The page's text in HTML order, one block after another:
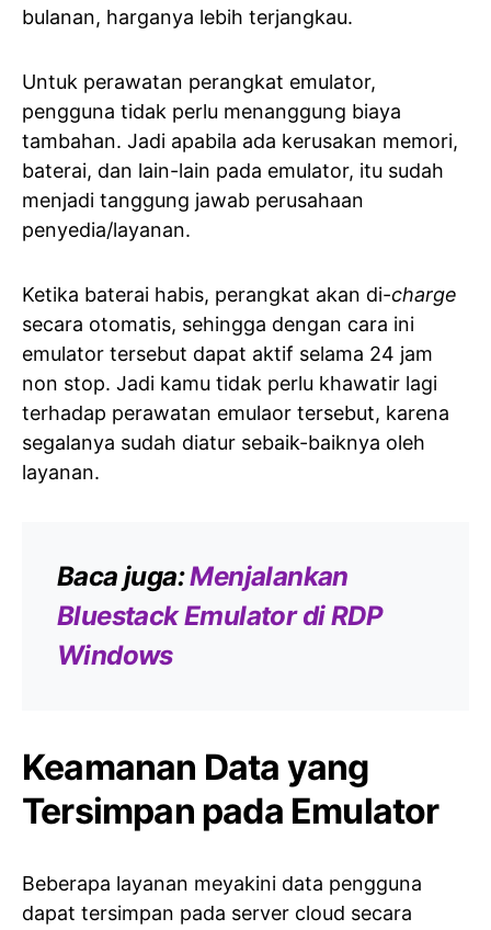
bulanan, harganya lebih terjangkau.
Untuk perawatan perangkat emulator,
pengguna tidak perlu menanggung biaya
tambahan. Jadi apabila ada kerusakan memori,
baterai, dan lain-lain pada emulator, itu sudah
menjadi tanggung jawab perusahaan
penyedia/layanan.
Ketika baterai habis, perangkat akan di-charge
secara otomatis, sehingga dengan cara ini
emulator tersebut dapat aktif selama 24 jam
non stop. Jadi kamu tidak perlu khawatir lagi
terhadap perawatan emulaor tersebut, karena
segalanya sudah diatur sebaik-baiknya oleh
layanan.
Baca juga:Menjalankan
Bluestack Emulator di RDP
Windows
Keamanan Data yang
Tersimpan pada Emulator
Beberapa layanan meyakini data pengguna
dapat tersimpan pada server cloud secara